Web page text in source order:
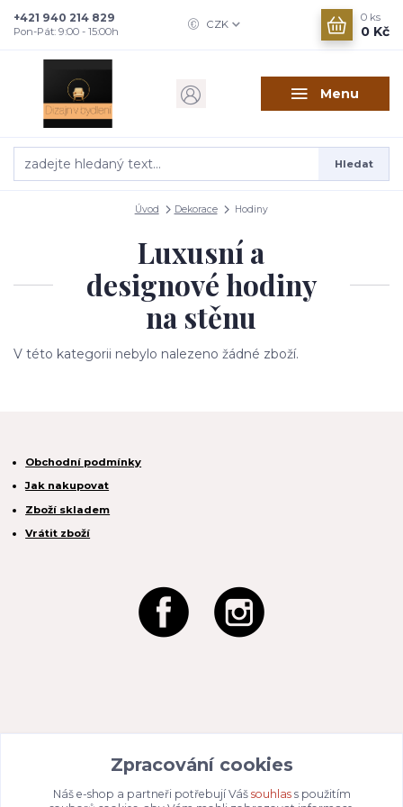
Menu
CZK
Hledat
+421 940 214 829
Pon-Pát: 9:00 - 15:00h
0 ks
0 Kč
Úvod Dekorace Hodiny
Luxusní a
designové hodiny
na stěnu
V této kategorii nebylo nalezeno žádné zboží.
Obchodní podmínky
Jak nakupovat
Zboží skladem
Vrátit zboží
049 80 662
/ DIČ: CZ04980662
info@dizajnvbydleni.cz
Zpracování cookies
Náš e-shop a partneři potřebují Váš souhlass použitím